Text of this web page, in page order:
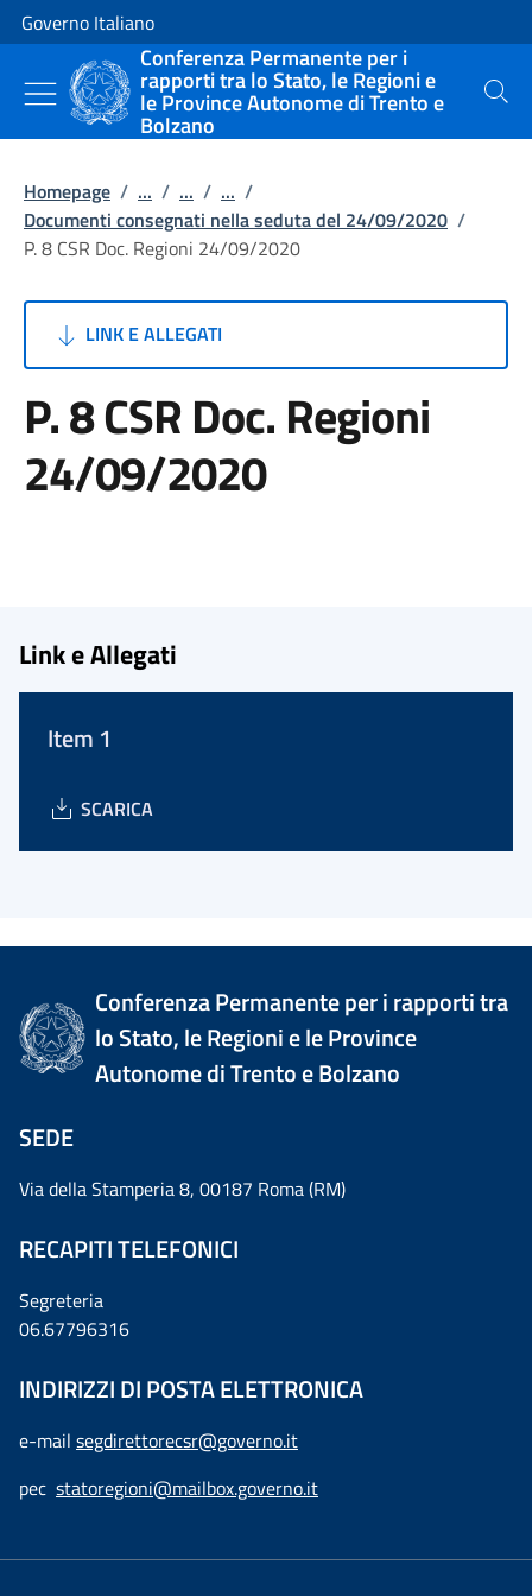
Vai al contenuto
Vai alla navigazione del sito
Governo Italiano
Conferenza Permanente per i
rapporti tra lo Stato, le Regioni e
le Province Autonome di Trento e
Bolzano
Cerca
Homepage / ... / ... / ... /
Documenti consegnati nella seduta del 24/09/2020 /
P. 8 CSR Doc. Regioni 24/09/2020
LINK E ALLEGATI
P. 8 CSR Doc. Regioni
24/09/2020
Link e Allegati
Item 1
SCARICA
Conferenza Permanente per i rapporti tra
lo Stato, le Regioni e le Province
Autonome di Trento e Bolzano
SEDE
Via della Stamperia 8, 00187 Roma (RM)
RECAPITI TELEFONICI
Segreteria
06.67796316
INDIRIZZI DI POSTA ELETTRONICA
e-mail segdirettorecsr@governo.it
pec statoregioni@mailbox.governo.it